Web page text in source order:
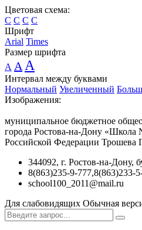
Цветовая схема:
C C C C
Шрифт
Arial Times
Размер шрифта
A A A
Интервал между буквами
Нормальный Увеличенный
Изображения:
муниципальное бюджетное
города Ростова-на-Дону «Школа
Российской Федерации Трошева
344092, г. Ростов-на-Дону,
8(863)235-9-777,8(863)233-
school100_2011@mail.ru
Для слабовидящих Обычная